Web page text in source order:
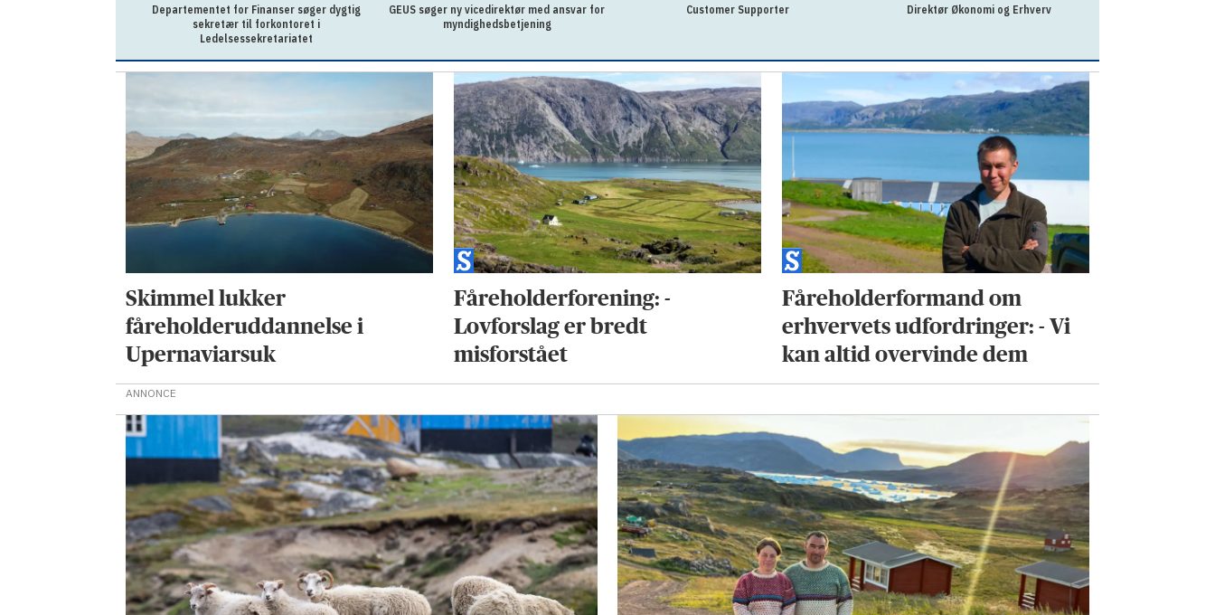
Departementet for Finanser søger dygtig
sekretær til forkontoret i
Ledelsessekretariatet
GEUS søger ny vicedirektør med ansvar for
myndighedsbetjening
Customer Supporter Direktør Økonomi og Erhverv
Skimmel lukker
fåreholderuddannelse i
Upernaviarsuk
Fåreholderforening: -
Lovforslag er bredt
misforstået
Fåreholderformand om
erhvervets udfordringer: - Vi
kan altid overvinde dem
ANNONCE